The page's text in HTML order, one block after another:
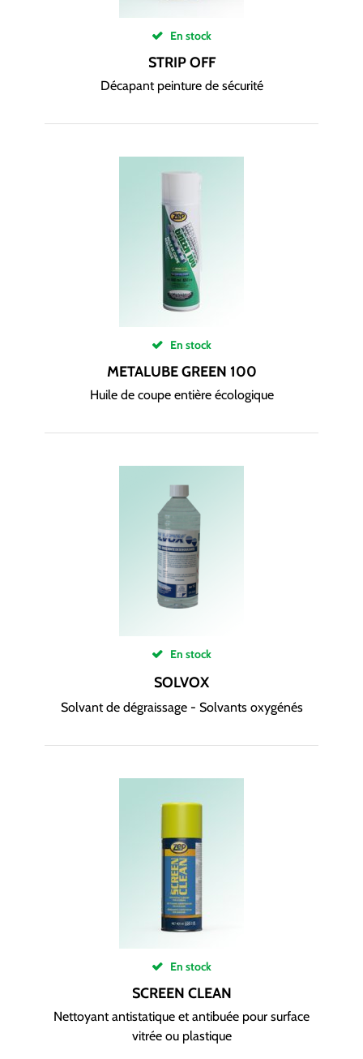
En stock
STRIP OFF
Décapant peinture de sécurité
En stock
METALUBE GREEN 100
Huile de coupe entière écologique
En stock
SOLVOX
Solvant de dégraissage - Solvants oxygénés
En stock
SCREEN CLEAN
Nettoyant antistatique et antibuée pour surface
vitrée ou plastique